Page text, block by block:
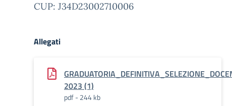
CUP: J34D23002710006
Allegati
2023 (1)
pdf - 244 kb